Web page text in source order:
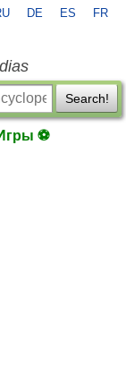
DE ES FR
Search!
⚽